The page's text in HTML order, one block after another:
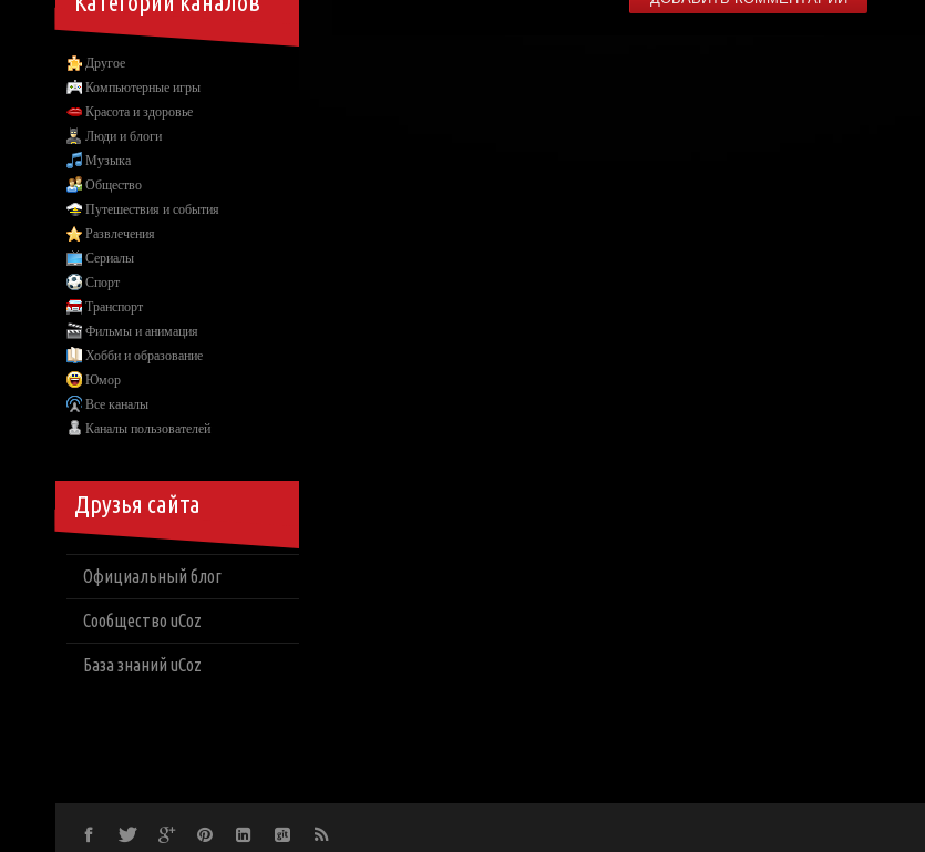
Другое
Компьютерные игры
Красота и здоровье
Люди и блоги
Музыка
Общество
Путешествия и события
Развлечения
Сериалы
Спорт
Транспорт
Фильмы и анимация
Хобби и образование
Юмор
Все каналы
Каналы пользователей
Друзья сайта
Официальный блог
Сообщество uCoz
База знаний uCoz